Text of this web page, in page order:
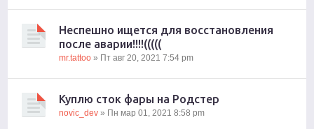
Неспешно ищется для восстановления
после аварии!!!!(((((
mr.tattoo » Пт авг 20, 2021 7:54 pm
Куплю сток фары на Родстер
novic_dev » Пн мар 01, 2021 8:58 pm